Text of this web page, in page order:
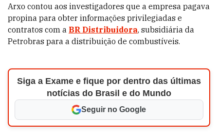
Arxo contou aos investigadores que a empresa pagava
propina para obter informações privilegiadas e
contratos com a BR Distribuidora, subsidiária da
Petrobras para a distribuição de combustíveis.
Siga a Exame e fique por dentro das últimas
notícias do Brasil e do Mundo
Seguir no Google